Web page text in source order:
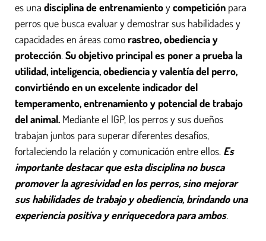
es una disciplina de entrenamientoycompetición para
perros que busca evaluar y demostrar sus habilidades y
capacidades en áreas comorastreo, obediencia y
protección.Su objetivo principal es poner a prueba la
utilidad, inteligencia, obediencia y valentía del perro,
convirtiéndo en un excelente indicador del
temperamento, entrenamiento y potencial de trabajo
del animal. Mediante el IGP, los perros y sus dueños
trabajan juntos para superar diferentes desafíos,
fortaleciendo la relación y comunicación entre ellos. Es
importante destacar que esta disciplina no busca
promover la agresividad en los perros, sino mejorar
sus habilidades de trabajo y obediencia, brindando una
experiencia positiva y enriquecedora para ambos.